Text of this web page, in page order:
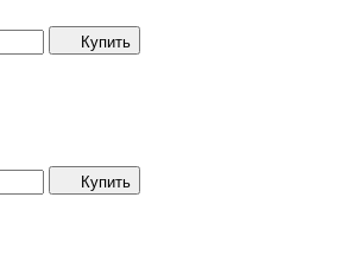
Купить
Купить